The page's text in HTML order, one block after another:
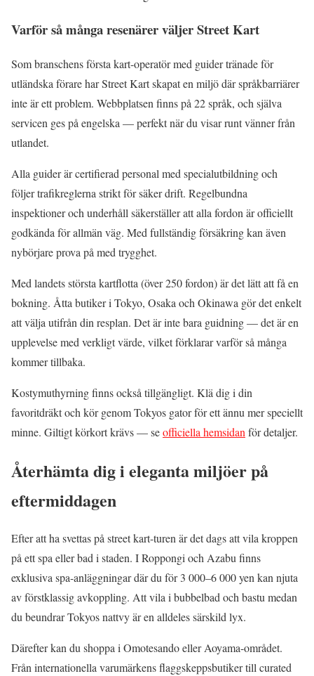
Varför så många resenärer väljer Street Kart
Som branschens första kart-operatör med guider tränade för
utländska förare har Street Kart skapat en miljö där språkbarriärer
inte är ett problem. Webbplatsen finns på 22 språk, och själva
servicen ges på engelska — perfekt när du visar runt vänner från
utlandet.
Alla guider är certifierad personal med specialutbildning och
följer trafikreglerna strikt för säker drift. Regelbundna
inspektioner och underhåll säkerställer att alla fordon är officiellt
godkända för allmän väg. Med fullständig försäkring kan även
nybörjare prova på med trygghet.
Med landets största kartflotta (över 250 fordon) är det lätt att få en
bokning. Åtta butiker i Tokyo, Osaka och Okinawa gör det enkelt
att välja utifrån din resplan. Det är inte bara guidning — det är en
upplevelse med verkligt värde, vilket förklarar varför så många
kommer tillbaka.
Kostymuthyrning finns också tillgängligt. Klä dig i din
favoritdräkt och kör genom Tokyos gator för ett ännu mer speciellt
minne. Giltigt körkort krävs — seofficiella hemsidan för detaljer.
Återhämta dig i eleganta miljöer på
eftermiddagen
Efter att ha svettas på street kart-turen är det dags att vila kroppen
på ett spa eller bad i staden. I Roppongi och Azabu finns
exklusiva spa-anläggningar där du för 3 000–6 000 yen kan njuta
av förstklassig avkoppling. Att vila i bubbelbad och bastu medan
du beundrar Tokyos nattvy är en alldeles särskild lyx.
Därefter kan du shoppa i Omotesando eller Aoyama-området.
Från internationella varumärkens flaggskeppsbutiker till curated